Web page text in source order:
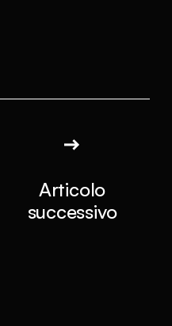
Articolo
successivo